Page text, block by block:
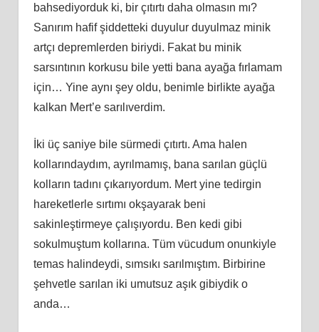
bahsediyorduk ki, bir çıtırtı daha olmasın mı?
Sanırım hafif şiddetteki duyulur duyulmaz minik
artçı depremlerden biriydi. Fakat bu minik
sarsıntının korkusu bile yetti bana ayağa fırlamam
için… Yine aynı şey oldu, benimle birlikte ayağa
kalkan Mert’e sarılıverdim.
İki üç saniye bile sürmedi çıtırtı. Ama halen
kollarındaydım, ayrılmamış, bana sarılan güçlü
kolların tadını çıkarıyordum. Mert yine tedirgin
hareketlerle sırtımı okşayarak beni
sakinleştirmeye çalışıyordu. Ben kedi gibi
sokulmuştum kollarına. Tüm vücudum onunkiyle
temas halindeydi, sımsıkı sarılmıştım. Birbirine
şehvetle sarılan iki umutsuz aşık gibiydik o
anda…